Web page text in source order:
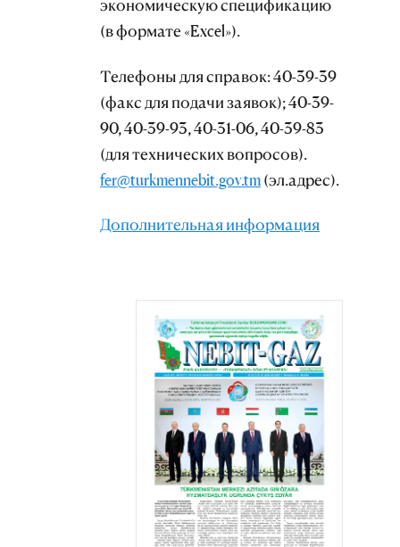
экономическую спецификацию
(в формате «Excel»).
Телефоны для справок: 40-39-39
(факс для подачи заявок); 40-39-
90, 40-39-93, 40-31-06, 40-39-83
(для технических вопросов).
fer@turkmennebit.gov.tm(эл.адрес).
Дополнительная информация